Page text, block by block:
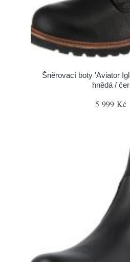
Šněrovací boty 'Aviator
hnědá /
5 999 Kč